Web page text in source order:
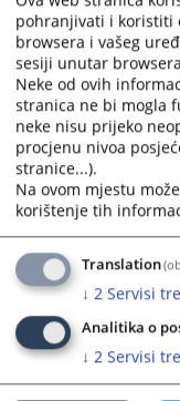
pohranjivati i koristiti
browsera i vašeg
sesiji unutar
Neke od ovih
stranica ne bi mogla
neke nisu prijeko
procjenu nivoa
stranice...).
Na ovom mjestu
korištenje tih
Translation
↓ 2 Servisi
Analitika o
↓ 2 Servisi